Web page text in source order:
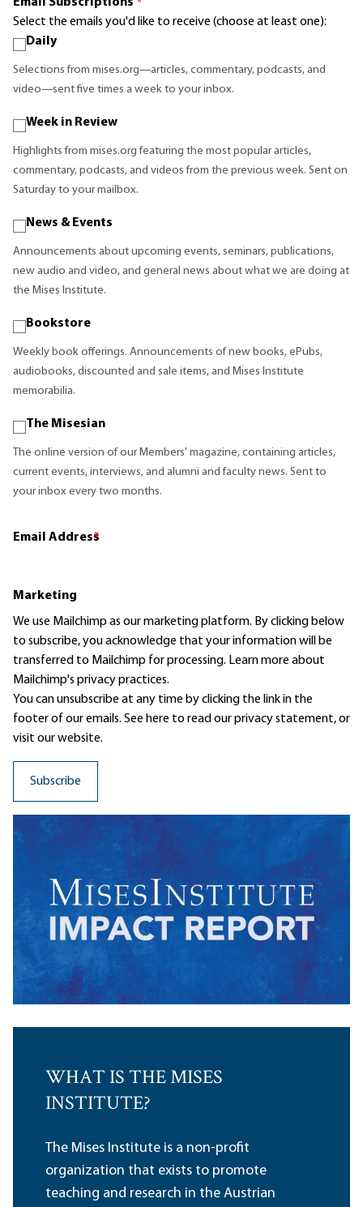
Select the emails you'd like to receive (choose at least one):
Daily
Selections from mises.org—articles, commentary, podcasts, and
video—sent five times a week to your inbox.
Week in Review
Highlights from mises.org featuring the most popular articles,
commentary, podcasts, and videos from the previous week. Sent on
Saturday to your mailbox.
News & Events
Announcements about upcoming events, seminars, publications,
new audio and video, and general news about what we are doing at
the Mises Institute.
Bookstore
Weekly book offerings. Announcements of new books, ePubs,
audiobooks, discounted and sale items, and Mises Institute
memorabilia.
The Misesian
The online version of our Members' magazine, containing articles,
current events, interviews, and alumni and faculty news. Sent to
your inbox every two months.
Email Address
*
Marketing
We use Mailchimp as our marketing platform. By clicking below
to subscribe, you acknowledge that your information will be
transferred to Mailchimp for processing. Learn moreabout
Mailchimp's privacy practices.
You can unsubscribe at any time by clicking the link in the
footer of our emails. See here to read ourprivacy statement, or
visit our website.
WHAT IS THE MISES
INSTITUTE?
The Mises Institute is a non-profit
organization that exists to promote
teaching and research in the Austrian